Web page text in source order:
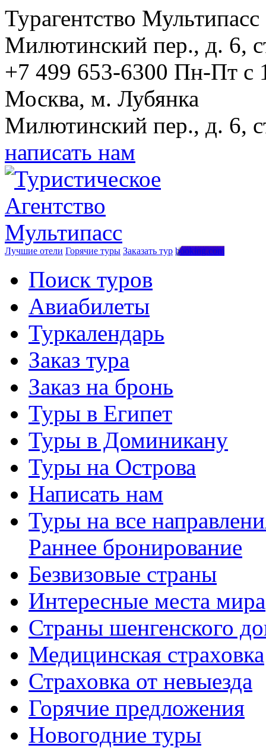
Турагентство Мультипасс
Милютинский пер., д. 6,
+7 499 653-6300 Пн-Пт с
Москва, м. Лубянка
Милютинский пер., д. 6,
написать нам
Лучшие отели Горячие туры Заказать тур booking.com
Поиск туров
Авиабилеты
Туркалендарь
Заказ тура
Заказ на бронь
Туры в Египет
Туры в Доминикану
Туры на Острова
Написать нам
Туры на все
Раннее бронирование
Безвизовые страны
Интересные места мира
Страны шенгенского
Медицинская страховка
Страховка от невыезда
Горячие предложения
Новогодние туры